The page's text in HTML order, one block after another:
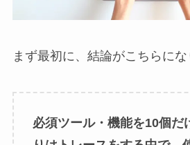
まず最初に、結論がこちらにな
必須ツール・機能を10個だ